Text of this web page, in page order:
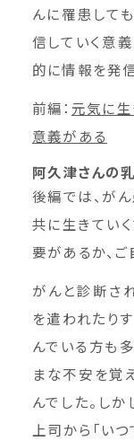
んに罹患して
信していく意
的に情報を発
前編： 元気に生
意義がある
阿久津さんの
後編では、が
共に生きてい
要があるか、
がんと診断さ
を遣われたり
んでいる方も
まな不安を覚
んでした。し
上司から「い